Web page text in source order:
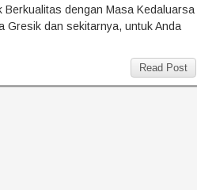
Berkualitas dengan Masa Kedaluarsa
Gresik dan sekitarnya, untuk Anda
Read Post